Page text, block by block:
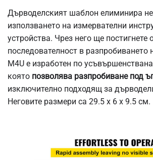
Дърводелският шаблон елиминира
използването на измервателни
устройства. Чрез него ще постигнете
последователност в разпробиването
M4U е изработен по
която позволява разпробиване под
изключително подходящ за
Неговите размери са 29.5 х 6 х 9.5 см.